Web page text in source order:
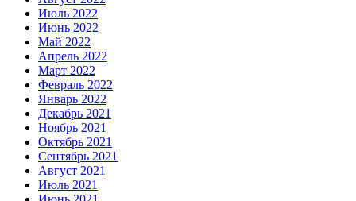
Июль 2022
Июнь 2022
Май 2022
Апрель 2022
Март 2022
Февраль 2022
Январь 2022
Декабрь 2021
Ноябрь 2021
Октябрь 2021
Сентябрь 2021
Август 2021
Июль 2021